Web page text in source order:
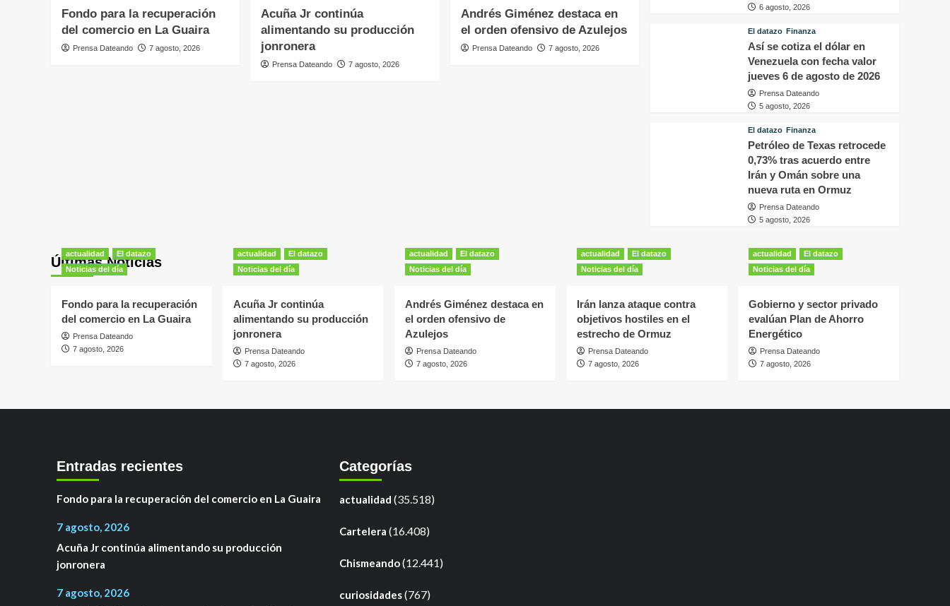
Fondo para la recuperación
del comercio en La Guaira
Prensa Dateando 7 agosto, 2026
Acuña Jr continúa
alimentando su producción
jonronera
Prensa Dateando 7 agosto, 2026
Andrés Giménez destaca en
el orden ofensivo de Azulejos
Prensa Dateando 7 agosto, 2026
6 agosto, 2026
El datazo Finanza
Así se cotiza el dólar en
Venezuela con fecha valor
jueves 6 de agosto de 2026
Prensa Dateando
5 agosto, 2026
El datazo Finanza
Petróleo de Texas retrocede
0,73% tras acuerdo entre
Irán y Omán sobre una
nueva ruta en Ormuz
Prensa Dateando
5 agosto, 2026
Últimas Noticias
actualidad
El datazo
Noticias del día
Fondo para la recuperación
del comercio en La Guaira
Prensa Dateando
7 agosto, 2026
actualidad
El datazo
Noticias del día
Acuña Jr continúa
alimentando su producción
jonronera
Prensa Dateando
7 agosto, 2026
actualidad
El datazo
Noticias del día
Andrés Giménez destaca en
el orden ofensivo de
Azulejos
Prensa Dateando
7 agosto, 2026
actualidad
El datazo
Noticias del día
Irán lanza ataque contra
objetivos hostiles en el
estrecho de Ormuz
Prensa Dateando
7 agosto, 2026
actualidad
El datazo
Noticias del día
Gobierno y sector privado
evalúan Plan de Ahorro
Energético
Prensa Dateando
7 agosto, 2026
Entradas recientes
Fondo para la recuperación del comercio en La Guaira
7 agosto, 2026
Acuña Jr continúa alimentando su producción
jonronera
7 agosto, 2026
Categorías
actualidad (35.518)
Cartelera (16.408)
Chismeando(12.441)
curiosidades(767)